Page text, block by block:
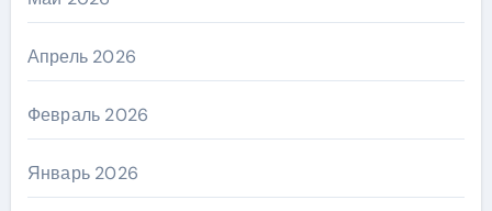
Апрель 2026
Февраль 2026
Январь 2026